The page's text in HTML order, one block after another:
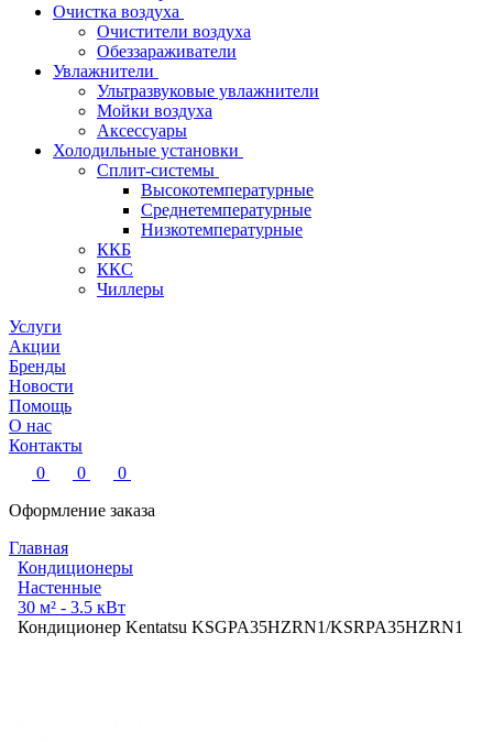
Очистка воздуха
Очистители воздуха
Обеззараживатели
Увлажнители
Ультразвуковые увлажнители
Мойки воздуха
Аксессуары
Холодильные установки
Сплит-системы
Высокотемпературные
Среднетемпературные
Низкотемпературные
ККБ
ККС
Чиллеры
Услуги
Акции
Бренды
Новости
Помощь
О нас
Контакты
0
0
0
Оформление заказа
Главная
Кондиционеры
Настенные
30 м² - 3.5 кВт
Кондиционер Kentatsu KSGPA35HZRN1/KSRPA35HZRN1